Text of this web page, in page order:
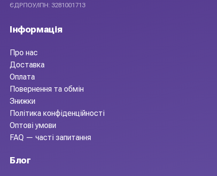
ЄДРПОУ/ІПН: 3281001713
Інформація
Про нас
Доставка
Оплата
Повернення та обмін
Знижки
Політика конфіденційності
Оптові умови
FAQ — часті запитання
Блог